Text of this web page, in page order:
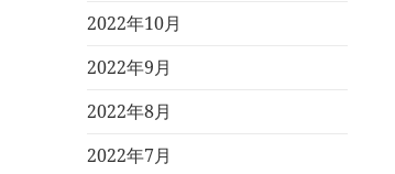
2022年10月
2022年9月
2022年8月
2022年7月